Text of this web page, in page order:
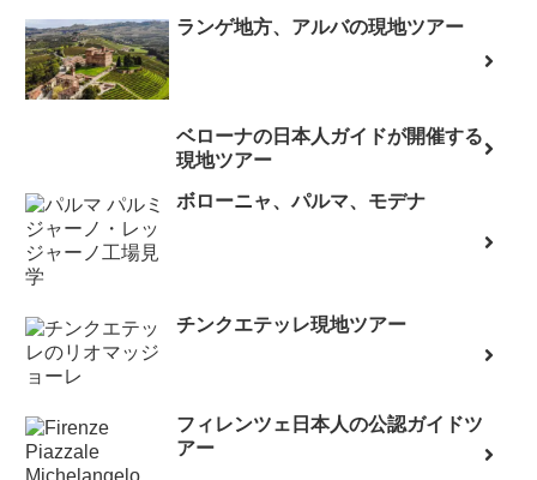
ランゲ地方、アルバの現地ツアー
ベローナの日本人ガイドが開催する
現地ツアー
ボローニャ、パルマ、モデナ
チンクエテッレ現地ツアー
フィレンツェ日本人の公認ガイドツ
アー